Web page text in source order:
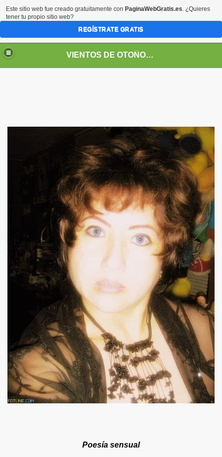
VIENTOS DE OTOÑO POR FANNY JEM WONG
Poesía sensual
-EDUCACIÓN -UNIVERSIDADES- ARTE-
LIBRES
POESÍA ORIENTAL
EROTICA , SUGESTIVA POR FANNY JEM WONG
FANNY JEM WONG
JEM WONG
Por Fanny Jem Wong
Fanny Jem Wong
Este sitio web fue creado gratuitamente con PaginaWebGratis.es. ¿Quieres
tener tu propio sitio web?
REGÍSTRATE GRATIS